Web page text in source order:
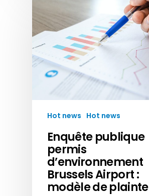
Hot news Hot news
Enquête publique
permis
d’environnement
Brussels Airport :
modèle de plainte